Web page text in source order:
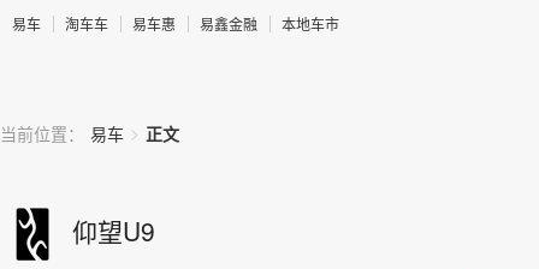
易车 淘车车 易车惠 易鑫金融 本地车市
当前位置： 易车 > 正文
仰望U9